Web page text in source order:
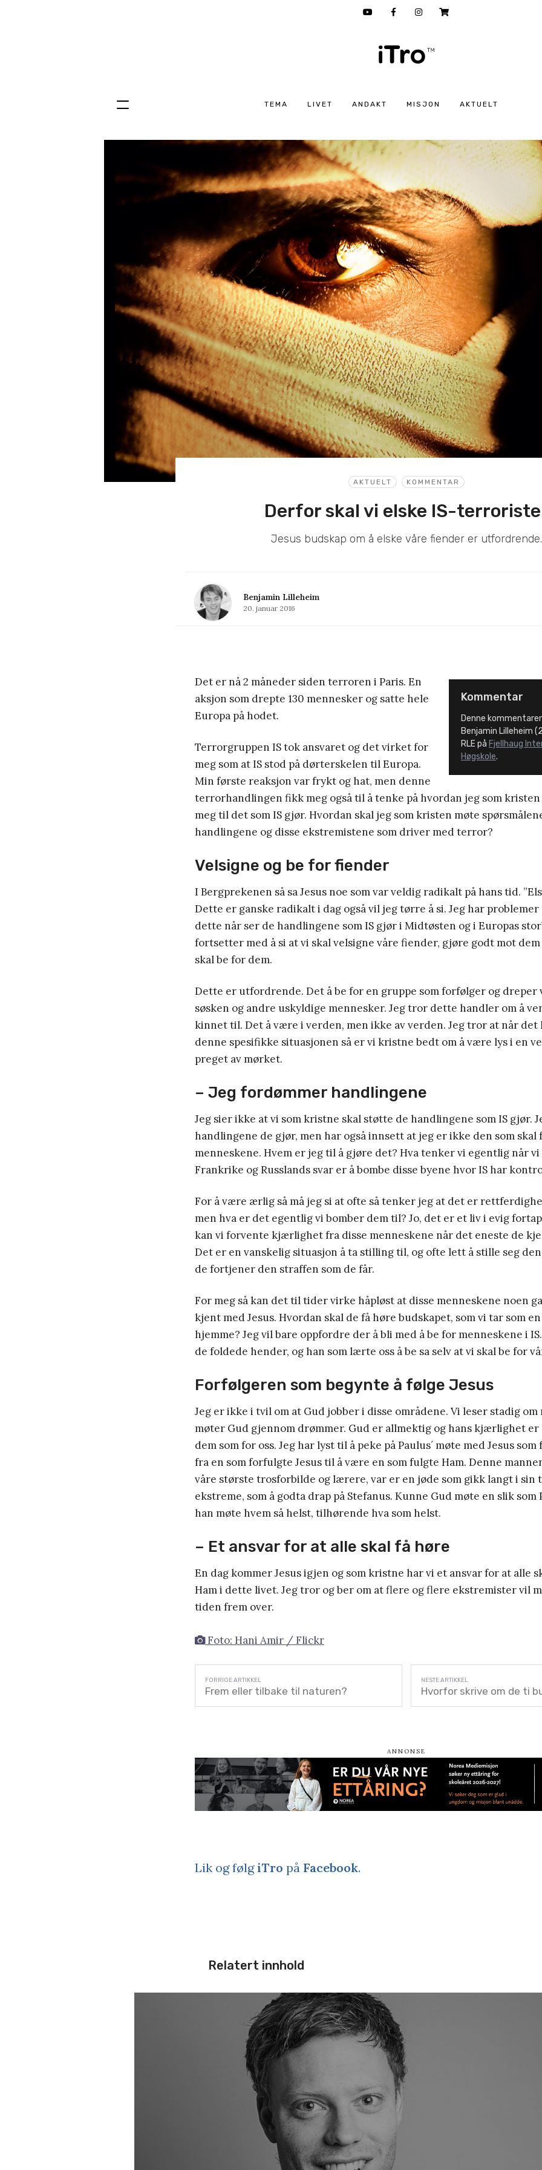
TEMA LIVET ANDAKT MISJON AKTUELT
Hopp
AKTUELT KOMMENTAR
Derfor skal vi elske IS-
Jesus budskap om å elske våre fiender er utfordrende.
Benjamin Lilleheim
20. januar 2016
Kommentar
Denne
Benjamin Lilleheim
RLE på Fjellhaug
Høgskole.
Det er nå 2 måneder siden terroren i Paris. En
aksjon som drepte 130 mennesker og satte hele
Europa på hodet.
Terrorgruppen IS tok ansvaret og det virket for
meg som at IS stod på dørterskelen til Europa.
Min første reaksjon var frykt og hat, men denne
terrorhandlingen fikk meg også til å tenke på hvordan jeg som
meg til det som IS gjør. Hvordan skal jeg som kristen møte
handlingene og disse ekstremistene som driver med terror?
Velsigne og be for fiender
I Bergprekenen så sa Jesus noe som var veldig radikalt på hans tid.
Dette er ganske radikalt i dag også vil jeg tørre å si. Jeg har problemer
dette når ser de handlingene som IS gjør i Midtøsten og i Europas
fortsetter med å si at vi skal velsigne våre fiender, gjøre godt mot
skal be for dem.
Dette er utfordrende. Det å be for en gruppe som forfølger og dreper
søsken og andre uskyldige mennesker. Jeg tror dette handler om å
kinnet til. Det å være i verden, men ikke av verden. Jeg tror at når
denne spesifikke situasjonen så er vi kristne bedt om å være lys i en
preget av mørket.
– Jeg fordømmer handlingene
Jeg sier ikke at vi som kristne skal støtte de handlingene som IS gjør.
handlingene de gjør, men har også innsett at jeg er ikke den som skal
menneskene. Hvem er jeg til å gjøre det? Hva tenker vi egentlig når vi
Frankrike og Russlands svar er å bombe disse byene hvor IS har
For å være ærlig så må jeg si at ofte så tenker jeg at det er
men hva er det egentlig vi bomber dem til? Jo, det er et liv i evig
kan vi forvente kjærlighet fra disse menneskene når det eneste de
Det er en vanskelig situasjon å ta stilling til, og ofte lett å stille seg
de fortjener den straffen som de får.
For meg så kan det til tider virke håpløst at disse menneskene noen
kjent med Jesus. Hvordan skal de få høre budskapet, som vi tar som
hjemme? Jeg vil bare oppfordre der å bli med å be for menneskene i
de foldede hender, og han som lærte oss å be sa selv at vi skal be for
Forfølgeren som begynte å følge Jesus
Jeg er ikke i tvil om at Gud jobber i disse områdene. Vi leser stadig om
møter Gud gjennom drømmer. Gud er allmektig og hans kjærlighet
dem som for oss. Jeg har lyst til å peke på Paulus´ møte med Jesus
fra en som forfulgte Jesus til å være en som fulgte Ham. Denne
våre største trosforbilde og lærere, var er en jøde som gikk langt i sin
ekstreme, som å godta drap på Stefanus. Kunne Gud møte en slik som
han møte hvem så helst, tilhørende hva som helst.
– Et ansvar for at alle skal få høre
En dag kommer Jesus igjen og som kristne har vi et ansvar for at alle
Ham i dette livet. Jeg tror og ber om at flere og flere ekstremister vil
tiden frem over.
Foto: Hani Amir / Flickr
Frem eller tilbake til naturen? Hvorfor skrive om de ti
Lik og følgiTro på Facebook.
Relatert innhold